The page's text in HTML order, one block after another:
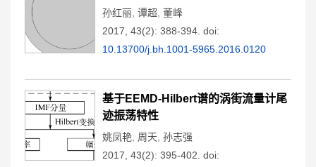
孙红丽 谭超 董峰
2017, 43(2): 388-394. doi:
10.13700/j.bh.1001-5965.2016.0120
基于EEMD-Hilbert谱的涡街流量计尾
迹振荡特性
姚凤艳 周天 孙志强
2017, 43(2): 395-402. doi: